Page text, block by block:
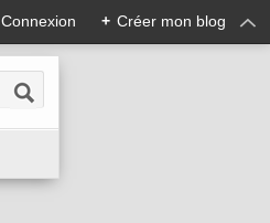
Connexion + Créer mon blog